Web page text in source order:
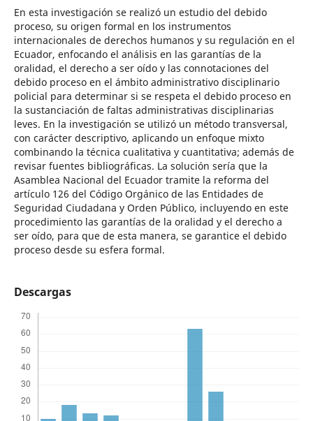
En esta investigación se realizó un estudio del debido
proceso, su origen formal en los instrumentos
internacionales de derechos humanos y su regulación en el
Ecuador, enfocando el análisis en las garantías de la
oralidad, el derecho a ser oído y las connotaciones del
debido proceso en el ámbito administrativo disciplinario
policial para determinar si se respeta el debido proceso en
la sustanciación de faltas administrativas disciplinarias
leves. En la investigación se utilizó un método transversal,
con carácter descriptivo, aplicando un enfoque mixto
combinando la técnica cualitativa y cuantitativa; además de
revisar fuentes bibliográficas. La solución sería que la
Asamblea Nacional del Ecuador tramite la reforma del
artículo 126 del Código Orgánico de las Entidades de
Seguridad Ciudadana y Orden Público, incluyendo en este
procedimiento las garantías de la oralidad y el derecho a
ser oído, para que de esta manera, se garantice el debido
proceso desde su esfera formal.
Descargas